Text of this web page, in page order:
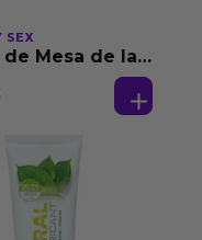
SEX
Mesa de las